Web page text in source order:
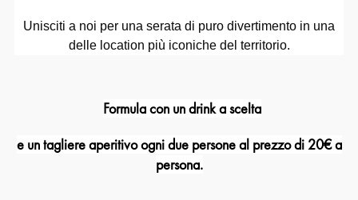
Unisciti a noi per una serata di puro divertimento in una
delle location più iconiche del territorio.
Formula con un drink a scelta
e un tagliere aperitivo ogni due persone al prezzo di 20€ a
persona.